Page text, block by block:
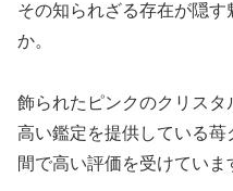
その知られざる存在が隠す
か。
飾られたピンクのクリス
高い鑑定を提供している
間で高い評価を受けていま